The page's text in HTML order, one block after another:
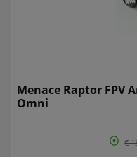
Menace Raptor FPV
Omni
€